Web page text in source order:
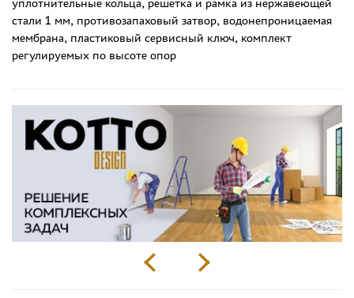
уплотнительные кольца, решетка и рамка из нержавеющей
стали 1 мм, противозапаховый затвор, водонепроницаемая
мембрана, пластиковый сервисный ключ, комплект
регулируемых по высоте опор